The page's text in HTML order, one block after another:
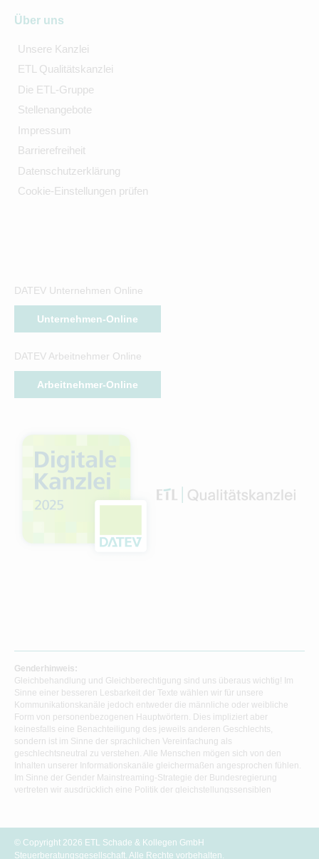
Über uns
Unsere Kanzlei
ETL Qualitätskanzlei
Die ETL-Gruppe
Stellenangebote
Impressum
Barrierefreiheit
Datenschutzerklärung
Cookie-Einstellungen prüfen
DATEV Unternehmen Online
Unternehmen-Online
DATEV Arbeitnehmer Online
Arbeitnehmer-Online
Genderhinweis:
Gleichbehandlung und Gleichberechtigung sind uns überaus wichtig! Im
Sinne einer besseren Lesbarkeit der Texte wählen wir für unsere
Kommunikationskanäle jedoch entweder die männliche oder weibliche
Form von personenbezogenen Hauptwörtern. Dies impliziert aber
keinesfalls eine Benachteiligung des jeweils anderen Geschlechts,
sondern ist im Sinne der sprachlichen Vereinfachung als
geschlechtsneutral zu verstehen. Alle Menschen mögen sich von den
Inhalten unserer Informationskanäle gleichermaßen angesprochen fühlen.
Im Sinne der Gender Mainstreaming-Strategie der Bundesregierung
vertreten wir ausdrücklich eine Politik der gleichstellungssensiblen
© Copyright 2026 ETL Schade & Kollegen GmbH
Steuerberatungsgesellschaft. Alle Rechte vorbehalten.